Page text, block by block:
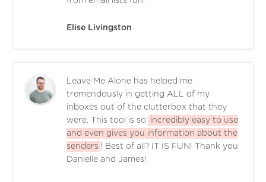
Elise Livingston
Leave Me Alone has helped me
tremendously in getting ALL of my
inboxes out of the clutterbox that they
were. This tool is so
incredibly easy to use
and even gives you information about the
senders ! Best of all? IT IS FUN! Thank you
Danielle and James!